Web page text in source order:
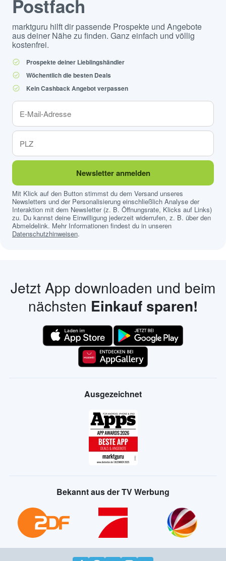
Postfach
marktguru hilft dir passende Prospekte und Angebote
aus deiner Nähe zu finden. Ganz einfach und völlig
kostenfrei.
Prospekte deiner Lieblingshändler
Wöchentlich die besten Deals
Kein Cashback Angebot verpassen
Newsletter anmelden
Mit Klick auf den Button stimmst du dem Versand unseres
Newsletters und der Personalisierung einschließlich Analyse der
Interaktion mit dem Newsletter (z. B. Öffnungsrate, Klicks auf Links)
zu. Du kannst deine Einwilligung jederzeit widerrufen, z. B. über den
Abmeldelink. Mehr Informationen findest du in unseren
Datenschutzhinweisen.
Jetzt App downloaden und beim
nächsten Einkauf sparen!
Ausgezeichnet
Bekannt aus der TV Werbung